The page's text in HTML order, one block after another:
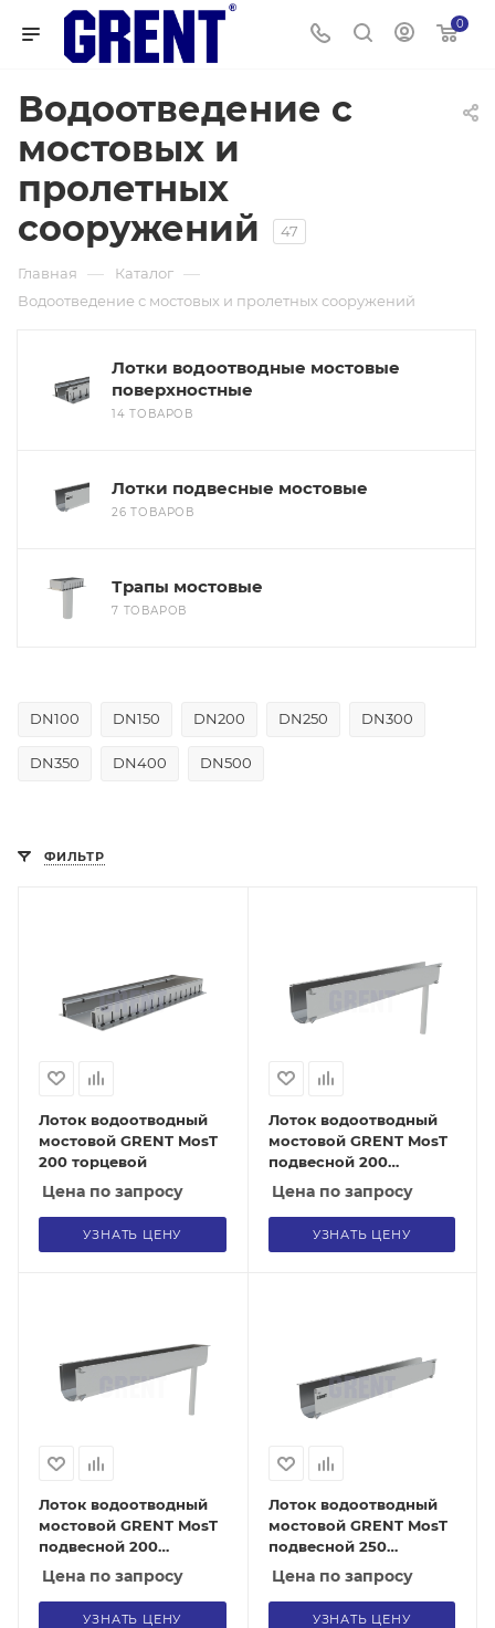
0
Водоотведение с
мостовых и
пролетных
сооружений
47
Главная — Каталог —
Водоотведение с мостовых и пролетных сооружений
Лотки водоотводные мостовые
поверхностные
14 ТОВАРОВ
Лотки подвесные мостовые
26 ТОВАРОВ
Трапы мостовые
7 ТОВАРОВ
DN100 DN150 DN200 DN250 DN300
DN350 DN400 DN500
ФИЛЬТР
Лоток водоотводный
мостовой GRENT MosT
200 торцевой
Цена по запросу
УЗНАТЬ ЦЕНУ
Лоток водоотводный
мостовой GRENT MosT
подвесной 200
выпускной
Цена по запросу
УЗНАТЬ ЦЕНУ
Лоток водоотводный
мостовой GRENT MosT
подвесной 200
выпускной торцевой
Цена по запросу
УЗНАТЬ ЦЕНУ
Лоток водоотводный
мостовой GRENT MosT
подвесной 250
рядовой
Цена по запросу
УЗНАТЬ ЦЕНУ